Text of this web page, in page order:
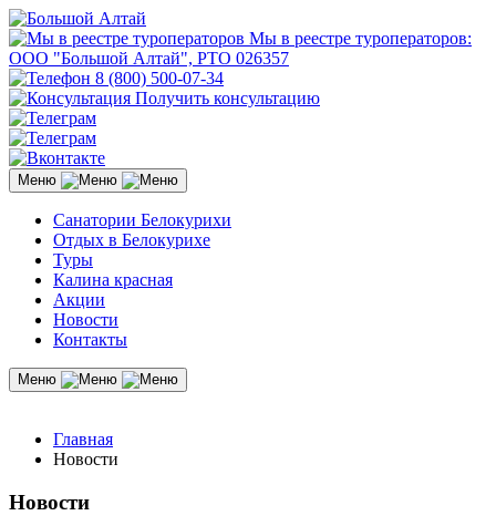
Мы в реестре туроператоров:
ООО "Большой Алтай", РТО 026357
8 (800) 500-07-34
Получить консультацию
Меню
Санатории Белокурихи
Отдых в Белокурихе
Туры
Калина красная
Акции
Новости
Контакты
Меню
Главная
Новости
Новости